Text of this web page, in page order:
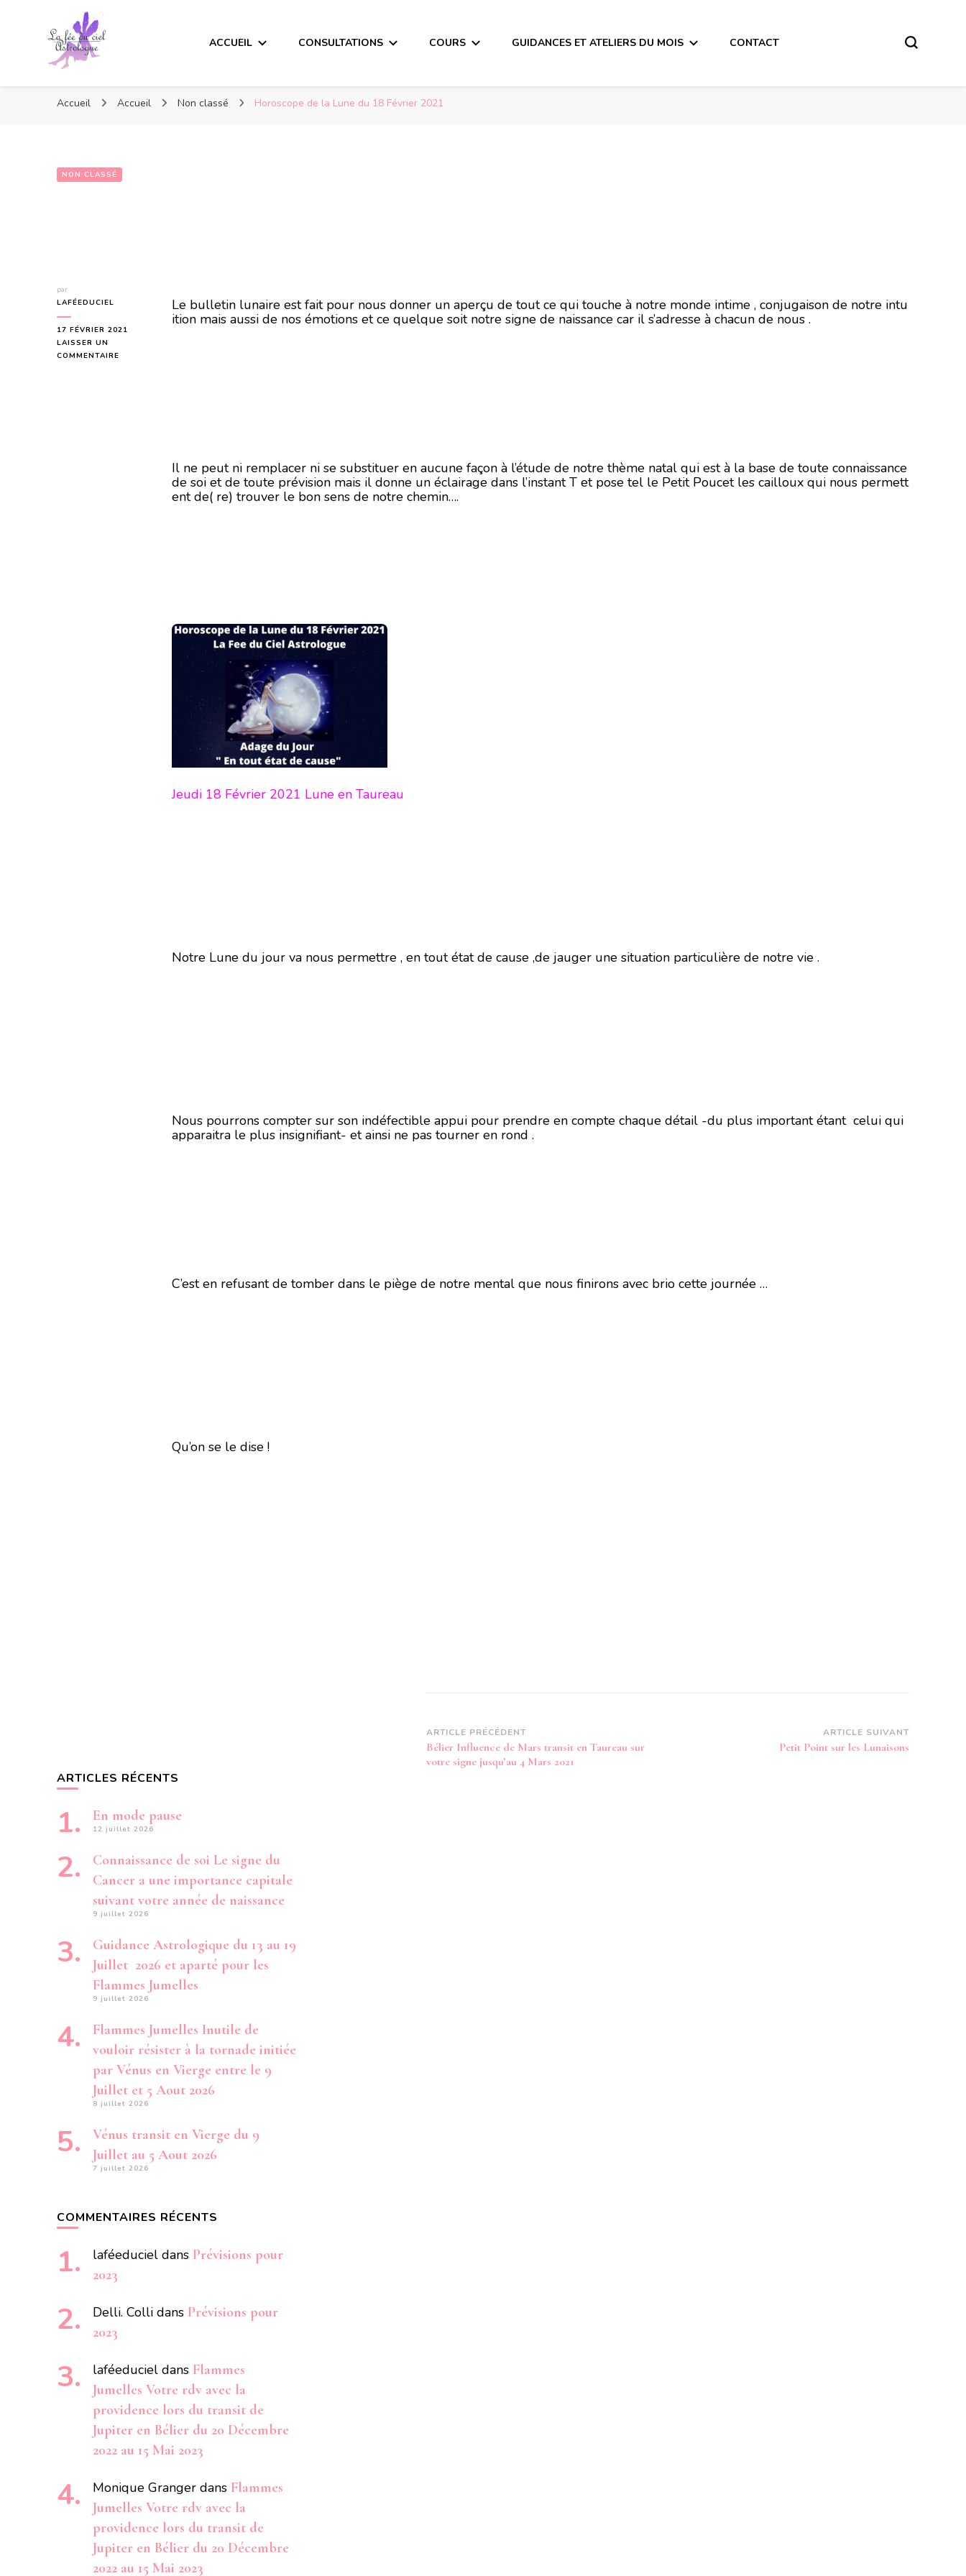
ACCUEIL CONSULTATIONS COURS GUIDANCES ET ATELIERS DU MOIS CONTACT
Accueil Accueil Non classé Horoscope de la Lune du 18 Février 2021
NON CLASSÉ
par
LAFÉEDUCIEL
17 FÉVRIER 2021
LAISSER UN
COMMENTAIRE
Le bulletin lunaire est fait pour nous donner un aperçu de tout ce qui touche à notre monde intime , conjugaison de notre intu
ition mais aussi de nos émotions et ce quelque soit notre signe de naissance car il s’adresse à chacun de nous .
Il ne peut ni remplacer ni se substituer en aucune façon à l’étude de notre thème natal qui est à la base de toute connaissance
de soi et de toute prévision mais il donne un éclairage dans l’instant T et pose tel le Petit Poucet les cailloux qui nous permett
ent de( re) trouver le bon sens de notre chemin….
Jeudi 18 Février 2021 Lune en Taureau
Notre Lune du jour va nous permettre , en tout état de cause ,de jauger une situation particulière de notre vie .
Nous pourrons compter sur son indéfectible appui pour prendre en compte chaque détail -du plus important étant celui qui
apparaitra le plus insignifiant- et ainsi ne pas tourner en rond .
C’est en refusant de tomber dans le piège de notre mental que nous finirons avec brio cette journée …
Qu’on se le dise !
Navigation
d’article
ARTICLE PRÉCÉDENT
Bélier Influence de Mars transit en Taureau sur
votre signe jusqu’au 4 Mars 2021
ARTICLE SUIVANT
Petit Point sur les Lunaisons
ARTICLES RÉCENTS
En mode pause
12 juillet 2026
Connaissance de soi Le signe du
Cancer a une importance capitale
suivant votre année de naissance
9 juillet 2026
Guidance Astrologique du 13 au 19
Juillet 2026 et aparté pour les
Flammes Jumelles
9 juillet 2026
Flammes Jumelles Inutile de
vouloir résister à la tornade initiée
par Vénus en Vierge entre le 9
Juillet et 5 Aout 2026
8 juillet 2026
Vénus transit en Vierge du 9
Juillet au 5 Aout 2026
7 juillet 2026
COMMENTAIRES RÉCENTS
laféeduciel dans Prévisions pour
2023
Delli. Colli dans Prévisions pour
2023
laféeduciel dans Flammes
Jumelles Votre rdv avec la
providence lors du transit de
Jupiter en Bélier du 20 Décembre
2022 au 15 Mai 2023
Monique Granger dans Flammes
Jumelles Votre rdv avec la
providence lors du transit de
Jupiter en Bélier du 20 Décembre
2022 au 15 Mai 2023